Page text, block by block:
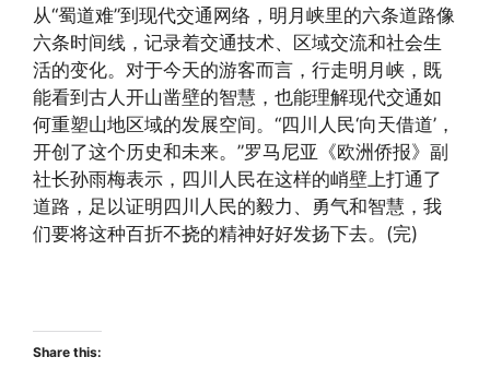
从“蜀道难”到现代交通网络，明月峡里的六条道路像
六条时间线，记录着交通技术、区域交流和社会生
活的变化。对于今天的游客而言，行走明月峡，既
能看到古人开山凿壁的智慧，也能理解现代交通如
何重塑山地区域的发展空间。“四川人民‘向天借道’，
开创了这个历史和未来。”罗马尼亚《欧洲侨报》副
社长孙雨梅表示，四川人民在这样的峭壁上打通了
道路，足以证明四川人民的毅力、勇气和智慧，我
们要将这种百折不挠的精神好好发扬下去。(完)
Share this: